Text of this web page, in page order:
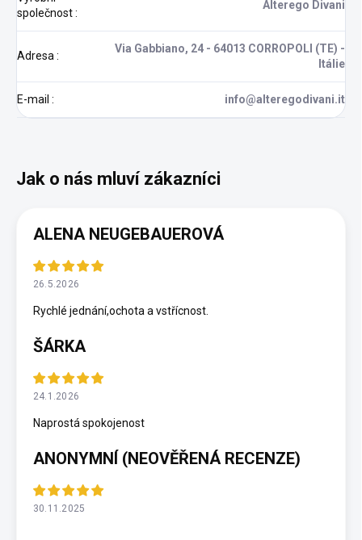
společnost:
Alterego Divani
Adresa :
Via Gabbiano, 24 - 64013 CORROPOLI (TE) -
Itálie
E-mail : info@alteregodivani.it
ALENA NEUGEBAUEROVÁ
26.5.2026
Rychlé jednání,ochota a vstřícnost.
ŠÁRKA
24.1.2026
Naprostá spokojenost
ANONYMNÍ (NEOVĚŘENÁ RECENZE)
30.11.2025